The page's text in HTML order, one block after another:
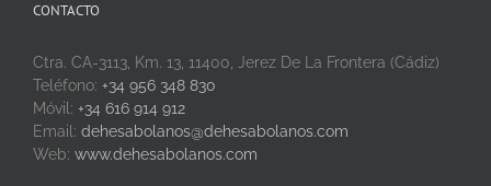
CONTACTO
Ctra. CA-3113, Km. 13, 11400, Jerez De La Frontera (Cádiz)
Teléfono: +34 956 348 830
Móvil: +34 616 914 912
Email: dehesabolanos@dehesabolanos.com
Web: www.dehesabolanos.com